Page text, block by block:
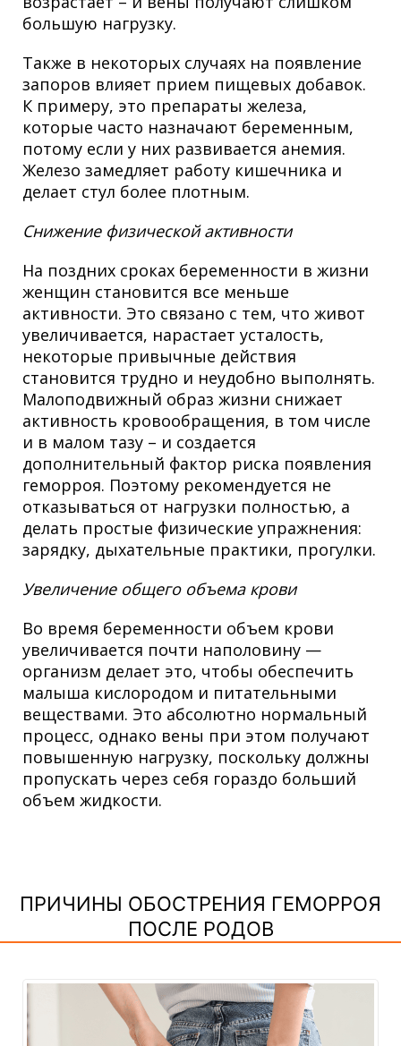
большую нагрузку.
Также в некоторых случаях на появление
запоров влияет прием пищевых добавок.
К примеру, это препараты железа,
которые часто назначают беременным,
потому если у них развивается анемия.
Железо замедляет работу кишечника и
делает стул более плотным.
Снижение физической активности
На поздних сроках беременности в жизни
женщин становится все меньше
активности. Это связано с тем, что живот
увеличивается, нарастает усталость,
некоторые привычные действия
становится трудно и неудобно выполнять.
Малоподвижный образ жизни снижает
активность кровообращения, в том числе
и в малом тазу – и создается
дополнительный фактор риска появления
геморроя. Поэтому рекомендуется не
отказываться от нагрузки полностью, а
делать простые физические упражнения:
зарядку, дыхательные практики, прогулки.
Увеличение общего объема крови
Во время беременности объем крови
увеличивается почти наполовину —
организм делает это, чтобы обеспечить
малыша кислородом и питательными
веществами. Это абсолютно нормальный
процесс, однако вены при этом получают
повышенную нагрузку, поскольку должны
пропускать через себя гораздо больший
объем жидкости.
ПРИЧИНЫ ОБОСТРЕНИЯ ГЕМОРРОЯ
ПОСЛЕ РОДОВ